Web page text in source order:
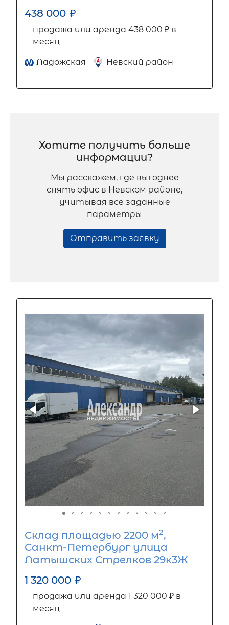
438 000 ₽
продажа или аренда 438 000 ₽ в
месяц
Ладожская Невский район
Хотите получить больше
информации?
Мы расскажем, где выгоднее
снять офис в Невском районе,
учитывая все заданные
параметры
Отправить заявку
Склад площадью 2200 м2,
Санкт-Петербург улица
Латышских Стрелков 29к3Ж
1 320 000 ₽
продажа или аренда 1 320 000 ₽ в
месяц